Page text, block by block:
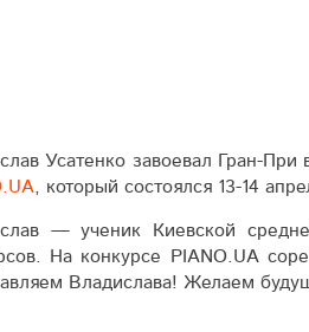
Усатенко завоевал Гран-
, который состоялся 13-14
— ученик Киевской
На конкурсе PIANO.UA
Владислава! Желаем